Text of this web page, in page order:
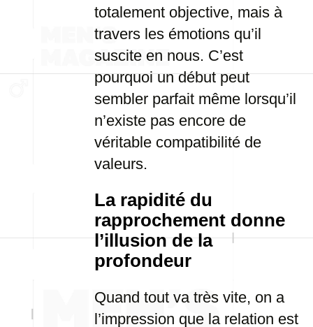
totalement objective, mais à
travers les émotions qu’il
suscite en nous. C’est
pourquoi un début peut
sembler parfait même lorsqu’il
n’existe pas encore de
véritable compatibilité de
valeurs.
La rapidité du
rapprochement donne
l’illusion de la
profondeur
Quand tout va très vite, on a
l’impression que la relation est